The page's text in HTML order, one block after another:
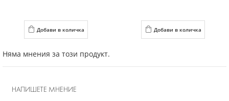
Добави в количка Добави в количка
Няма мнения за този продукт.
НАПИШЕТЕ МНЕНИЕ